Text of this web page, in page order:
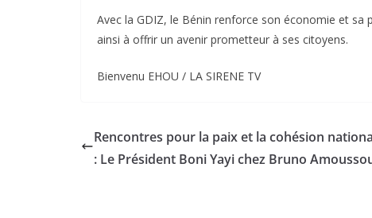
Avec la GDIZ, le Bénin renforce son économie et
ainsi à offrir un avenir prometteur à ses citoyens.
Bienvenu EHOU / LA SIRENE TV
Rencontres pour la paix et la cohésion
: Le Président Boni Yayi chez Bruno